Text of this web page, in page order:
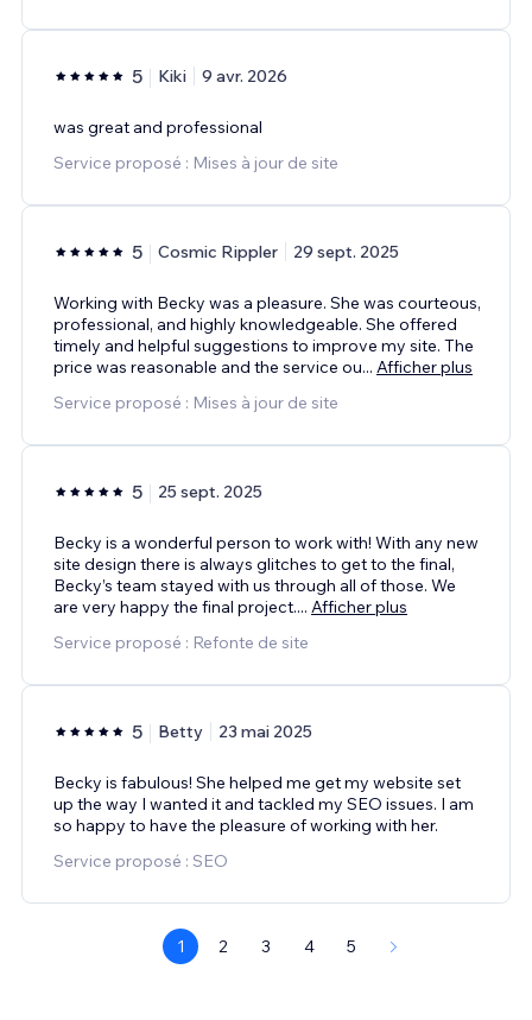
5 Kiki 9 avr. 2026
was great and professional
Service proposé : Mises à jour de site
5 Cosmic Rippler 29 sept. 2025
Working with Becky was a pleasure. She was courteous,
professional, and highly knowledgeable. She offered
timely and helpful suggestions to improve my site. The
price was reasonable and the service ou... Afficher plus
Service proposé : Mises à jour de site
5 25 sept. 2025
Becky is a wonderful person to work with! With any new
site design there is always glitches to get to the final,
Becky’s team stayed with us through all of those. We
are very happy the final project.... Afficher plus
Service proposé : Refonte de site
5 Betty 23 mai 2025
Becky is fabulous! She helped me get my website set
up the way I wanted it and tackled my SEO issues. I am
so happy to have the pleasure of working with her.
Service proposé : SEO
1 2 3 4 5